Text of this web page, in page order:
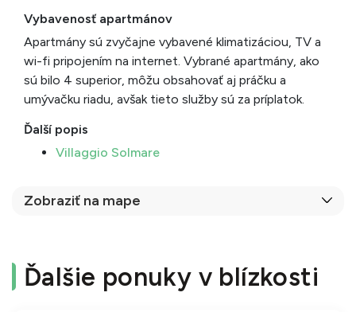
Vybavenosť apartmánov
Apartmány sú zvyčajne vybavené klimatizáciou, TV a
wi-fi pripojením na internet. Vybrané apartmány, ako
sú bilo 4 superior, môžu obsahovať aj práčku a
umývačku riadu, avšak tieto služby sú za príplatok.
Ďalší popis
Villaggio Solmare
Zobraziť na mape
Ďalšie ponuky v blízkosti